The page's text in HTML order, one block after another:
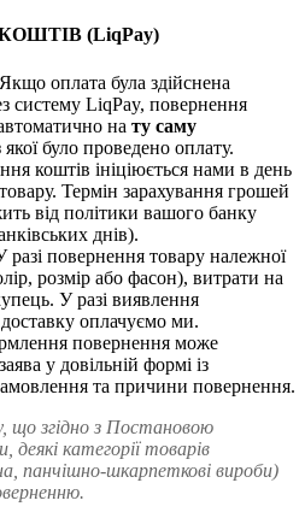
(LiqPay)
Якщо оплата була здійснена
систему LiqPay, повернення
на ту саму
якої було проведено оплату.
коштів ініціюється нами в день
Термін зарахування грошей
від політики вашого банку
днів).
разі повернення товару належної
розмір або фасон), витрати на
У разі виявлення
оплачуємо ми.
повернення може
у довільній формі із
та причини повернення.
що згідно з Постановою
деякі категорії товарів
панчішно-шкарпеткові вироби)